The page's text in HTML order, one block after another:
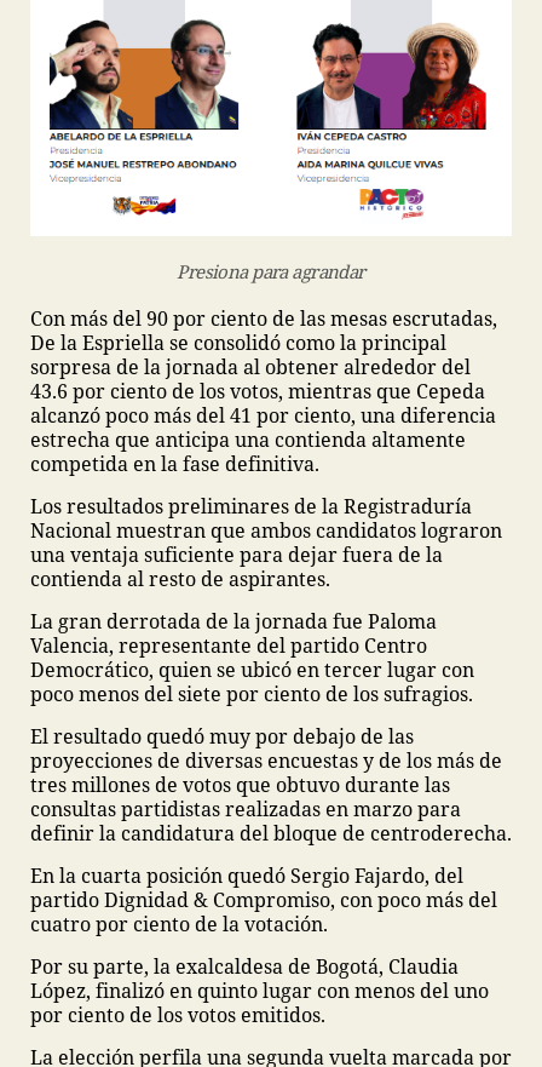
Presiona para agrandar
Con más del 90 por ciento de las mesas escrutadas,
De la Espriella se consolidó como la principal
sorpresa de la jornada al obtener alrededor del
43.6 por ciento de los votos, mientras que Cepeda
alcanzó poco más del 41 por ciento, una diferencia
estrecha que anticipa una contienda altamente
competida en la fase definitiva.
Los resultados preliminares de la Registraduría
Nacional muestran que ambos candidatos lograron
una ventaja suficiente para dejar fuera de la
contienda al resto de aspirantes.
La gran derrotada de la jornada fue Paloma
Valencia, representante del partido Centro
Democrático, quien se ubicó en tercer lugar con
poco menos del siete por ciento de los sufragios.
El resultado quedó muy por debajo de las
proyecciones de diversas encuestas y de los más de
tres millones de votos que obtuvo durante las
consultas partidistas realizadas en marzo para
definir la candidatura del bloque de centroderecha.
En la cuarta posición quedó Sergio Fajardo, del
partido Dignidad & Compromiso, con poco más del
cuatro por ciento de la votación.
Por su parte, la exalcaldesa de Bogotá, Claudia
López, finalizó en quinto lugar con menos del uno
por ciento de los votos emitidos.
La elección perfila una segunda vuelta marcada por